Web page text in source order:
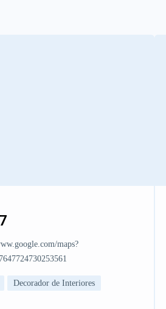
maps?
Decorador de Interiores